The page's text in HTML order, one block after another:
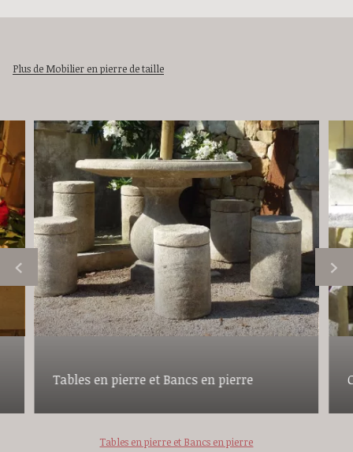
Plus de Mobilier en pierre de taille
Tables en pierre et Bancs en pierre
Tables en pierre et Bancs en pierre